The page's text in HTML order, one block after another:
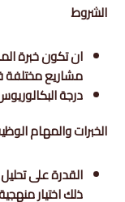
الشروط
ان تكون خبرة
مشاريع
درجة
الخبرات والمهام
القدرة على
ذلك اختيار